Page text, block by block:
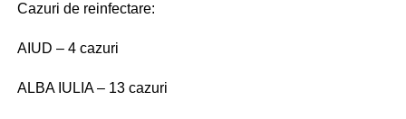
Cazuri de reinfectare:
AIUD – 4 cazuri
ALBA IULIA – 13 cazuri